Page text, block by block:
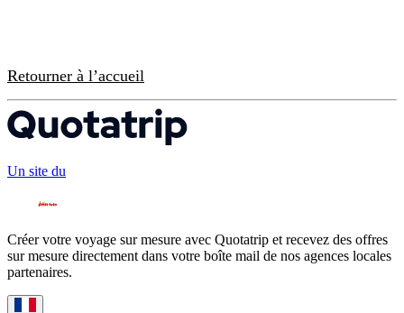
Retourner à l’accueil
Un site du
Créer votre voyage sur mesure avec Quotatrip et recevez des offres
sur mesure directement dans votre boîte mail de nos agences locales
partenaires.